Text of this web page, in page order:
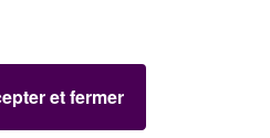
et fermer